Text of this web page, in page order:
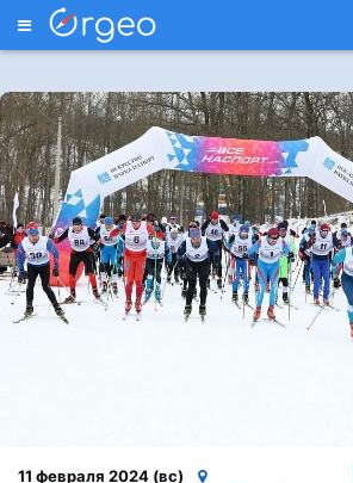
Меню
11 февраля 2024 (вс)